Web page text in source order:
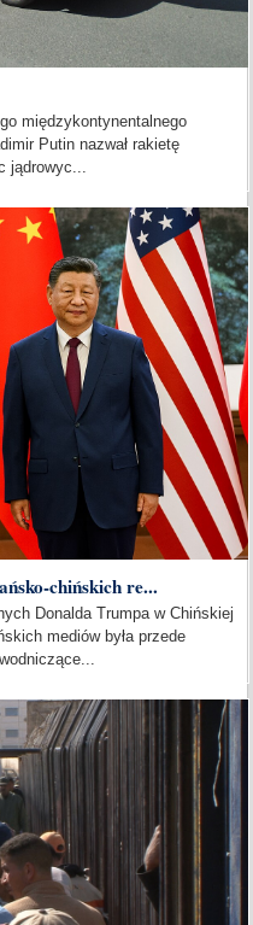
międzykontynentalnego
Putin nazwał rakietę
jądrowyc...
chińskich re...
Donalda Trumpa w Chińskiej
mediów była przede